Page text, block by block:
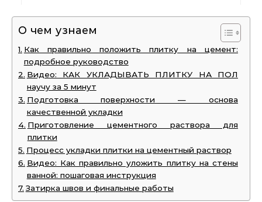
О чем узнаем
Как правильно положить плитку на цемент:
подробное руководство
Видео: КАК УКЛАДЫВАТЬ ПЛИТКУ НА ПОЛ
научу за 5 минут
Подготовка поверхности — основа
качественной укладки
Приготовление цементного раствора для
плитки
Процесс укладки плитки на цементный раствор
Видео: Как правильно уложить плитку на стены
ванной: пошаговая инструкция
Затирка швов и финальные работы